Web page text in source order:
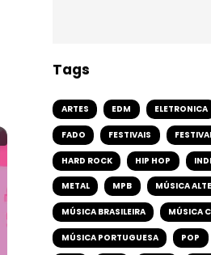
Tags
ARTES EDM ELETRONICA
FADO FESTIVAIS
HARD ROCK HIP HOP
METAL MPB MÚSICA
MÚSICA BRASILEIRA MÚSICA
MÚSICA PORTUGUESA POP